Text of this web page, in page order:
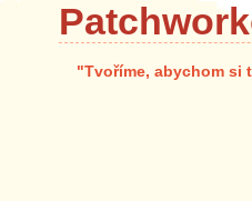
"Tvoříme, abychom si